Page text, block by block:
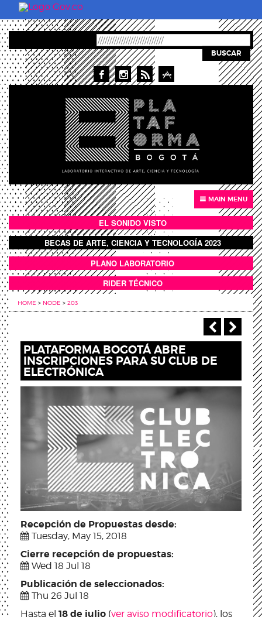
Skip to main content
BUSCAR
MAIN MENU
BOTÓN SONIDO VISTO
EL SONIDO VISTO
BOTON DOMO LLENO
BECAS DE ARTE, CIENCIA Y TECNOLOGÍA 2023
ANEXOS
PLANO LABORATORIO
RIDER TÉCNICO
HOME > NODE > 203
‹
PLATAFORMA BOGOTÁ ABRE
INSCRIPCIONES PARA SU CLUB DE
ELECTRÓNICA
Recepción de Propuestas desde:
Tuesday, May 15, 2018
Cierre recepción de propuestas:
Wed 18 Jul 18
Publicación de seleccionados:
Thu 26 Jul 18
Hasta el 18 de julio (ver aviso modificatorio), los